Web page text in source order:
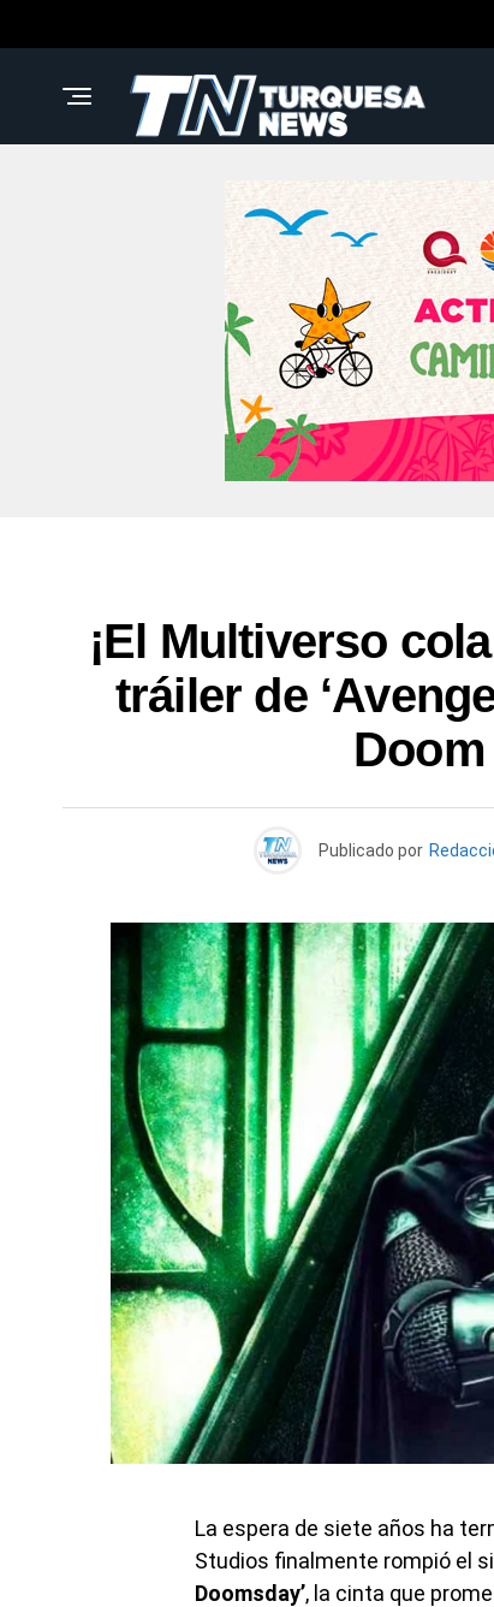
¡El Multiverso
tráiler de
Publicado por
La espera de siete años ha
Studios finalmente rompió el
Doomsday’, la cinta que